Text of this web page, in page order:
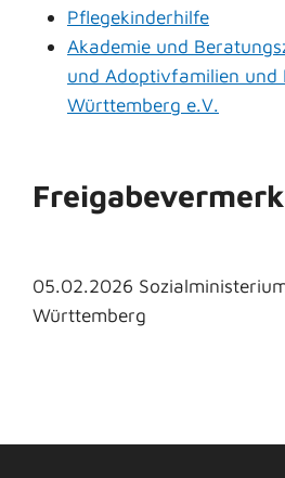
Pflegekinderhilfe
Akademie und
und Adoptivfamilien und
Württemberg e.V.
Freigabevermerk
05.02.2026
Württemberg